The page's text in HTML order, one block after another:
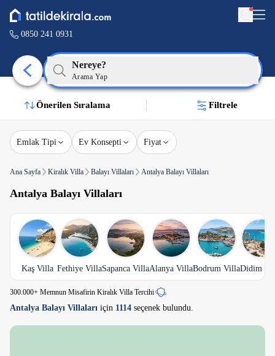
0850 241 0931
Nereye?
Arama Yap
Önerilen Sıralama Filtrele
Emlak Tipi Ev Konsepti Fiyat
Ana Sayfa Kiralık Villa Balayı Villaları Antalya Balayı Villaları
Antalya Balayı Villaları
Kaş Villa Fethiye VillaSapanca VillaAlanya VillaBodrum VillaDidim
300.000+ Memnun Misafirin Kiralık Villa Tercihi
Antalya Balayı Villaları için 1114 seçenek bulundu.